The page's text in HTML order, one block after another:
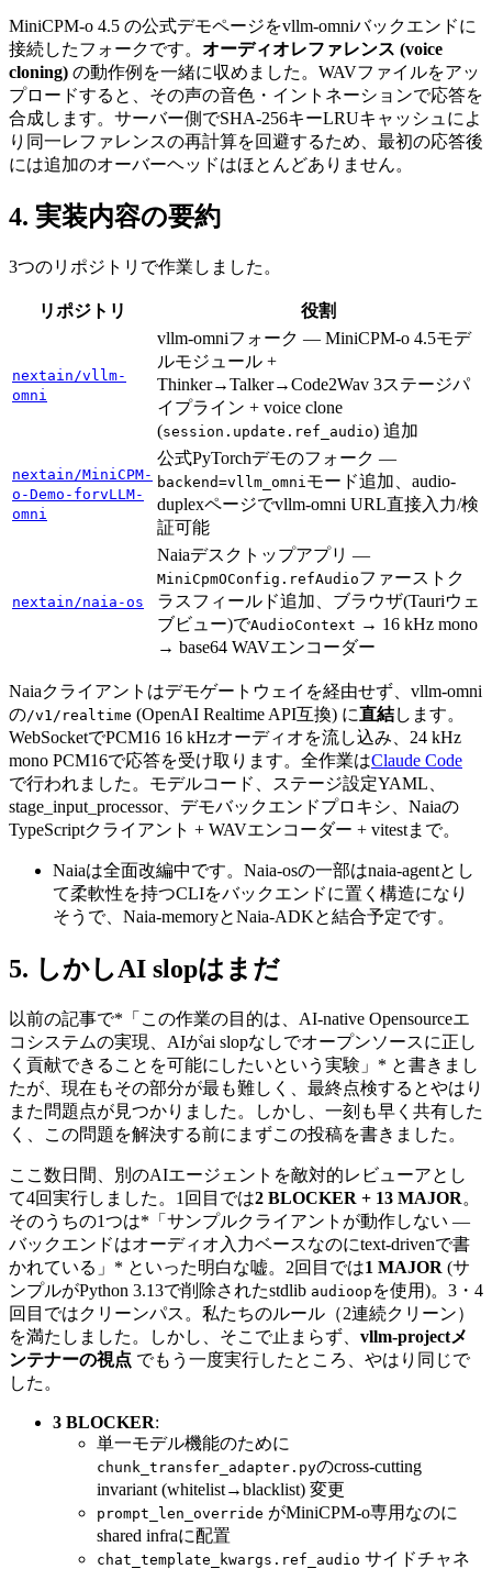
MiniCPM-o 4.5 の公式デモページをvllm-omniバックエンドに
接続したフォークです。 オーディオレファレンス (voice
cloning) の動作例を一緒に収めました。WAVファイルをアッ
プロードすると、その声の音色・イントネーションで応答を
合成します。サーバー側でSHA-256キーLRUキャッシュによ
り同一レファレンスの再計算を回避するため、最初の応答後
には追加のオーバーヘッドはほとんどありません。
実装内容の要約
3つのリポジトリで作業しました。
リポジトリ 役割
nextain/vllm-
omni
vllm-omniフォーク — MiniCPM-o 4.5モデ
ルモジュール +
Thinker→Talker→Code2Wav 3ステージパ
イプライン + voice clone
(session.update.ref_audio) 追加
nextain/MiniCPM-
o-Demo-forvLLM-
omni
公式PyTorchデモのフォーク —
backend=vllm_omniモード追加、audio-
duplexページでvllm-omni URL直接入力/検
証可能
nextain/naia-os
Naiaデスクトップアプリ —
MiniCpmOConfig.refAudioファーストク
ラスフィールド追加、ブラウザ(Tauriウェ
ブビュー)でAudioContext → 16 kHz mono
→ base64 WAVエンコーダー
Naiaクライアントはデモゲートウェイを経由せず、vllm-omni
の/v1/realtime (OpenAI Realtime API互換) に直結します。
WebSocketでPCM16 16 kHzオーディオを流し込み、24 kHz
mono PCM16で応答を受け取ります。全作業はClaude Code
で行われました。モデルコード、ステージ設定YAML、
stage_input_processor、デモバックエンドプロキシ、Naiaの
TypeScriptクライアント + WAVエンコーダー + vitestまで。
Naiaは全面改編中です。Naia-osの一部はnaia-agentとし
て柔軟性を持つCLIをバックエンドに置く構造になり
そうで、Naia-memoryとNaia-ADKと結合予定です。
しかしAI slopはまだ
以前の記事で*「この作業の目的は、AI-native Opensourceエ
コシステムの実現、AIがai slopなしでオープンソースに正し
く貢献できることを可能にしたいという実験」* と書きまし
たが、現在もその部分が最も難しく、最終点検するとやはり
また問題点が見つかりました。しかし、一刻も早く共有した
く、この問題を解決する前にまずこの投稿を書きました。
ここ数日間、別のAIエージェントを敵対的レビューアとし
て4回実行しました。1回目では2 BLOCKER + 13 MAJOR。
そのうちの1つは*「サンプルクライアントが動作しない —
バックエンドはオーディオ入力ベースなのにtext-drivenで書
かれている」* といった明白な嘘。2回目では1 MAJOR (サ
ンプルがPython 3.13で削除されたstdlib audioop を使用)。3・4
回目ではクリーンパス。私たちのルール（2連続クリーン）
を満たしました。しかし、そこで止まらず、 vllm-projectメ
ンテナーの視点 でもう一度実行したところ、やはり同じで
した。
3 BLOCKER:
単一モデル機能のために
chunk_transfer_adapter.pyのcross-cutting
invariant (whitelist→blacklist) 変更
prompt_len_override がMiniCPM-o専用なのに
shared infraに配置
chat_template_kwargs.ref_audio サイドチャネ